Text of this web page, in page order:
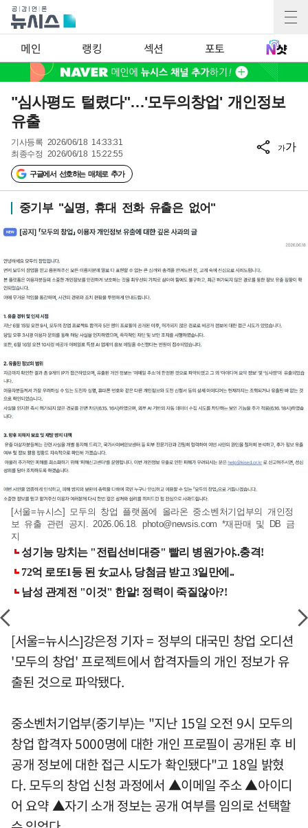
메인 랭킹 섹션 포토
"심사평도 털렸다"…'모두의창업' 개인정보
유출
기사등록 2026/06/18 14:33:31
최종수정 2026/06/18 15:22:55
구글에서 선호하는 매체로 추가
가가
중기부 "실명, 휴대 전화 유출은 없어"
[서울=뉴시스] 모두의 창업 플랫폼에 올라온 중소벤처기업부의 개인정
보 유출 관련 공지. 2026.06.18. photo@newsis.com *재판매 및 DB 금
지
[서울=뉴시스]강은정 기자 = 정부의 대국민 창업 오디션
'모두의 창업' 프로젝트에서 합격자들의 개인 정보가 유
출된 것으로 파악됐다.
중소벤처기업부(중기부)는 "지난 15일 오전 9시 모두의
창업 합격자 5000명에 대한 개인 프로필이 공개된 후 비
공개 정보에 대한 접근 시도가 확인됐다"고 18일 밝혔
다. 모두의 창업 신청 과정에서 ▲이메일 주소 ▲아이디
어 요약 ▲자기 소개 정보는 공개 여부를 임의로 선택할